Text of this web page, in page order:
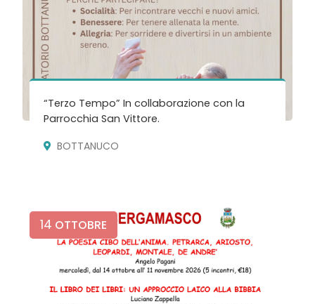
“Terzo Tempo” In collaborazione con la
Parrocchia San Vittore.
BOTTANUCO
14 OTTOBRE